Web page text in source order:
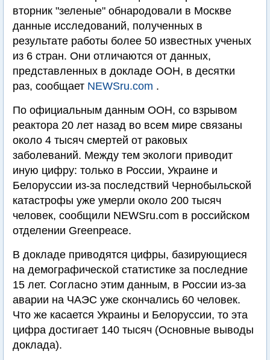
вторник "зеленые" обнародовали в Москве
данные исследований, полученных в
результате работы более 50 известных ученых
из 6 стран. Они отличаются от данных,
представленных в докладе ООН, в десятки
раз, сообщает NEWSru.com .
По официальным данным ООН, со взрывом
реактора 20 лет назад во всем мире связаны
около 4 тысяч смертей от раковых
заболеваний. Между тем экологи приводит
иную цифру: только в России, Украине и
Белоруссии из-за последствий Чернобыльской
катастрофы уже умерли около 200 тысяч
человек, сообщили NEWSru.com в российском
отделении Greenpeace.
В докладе приводятся цифры, базирующиеся
на демографической статистике за последние
15 лет. Согласно этим данным, в России из-за
аварии на ЧАЭС уже скончались 60 человек.
Что же касается Украины и Белоруссии, то эта
цифра достигает 140 тысяч (Основные выводы
доклада).